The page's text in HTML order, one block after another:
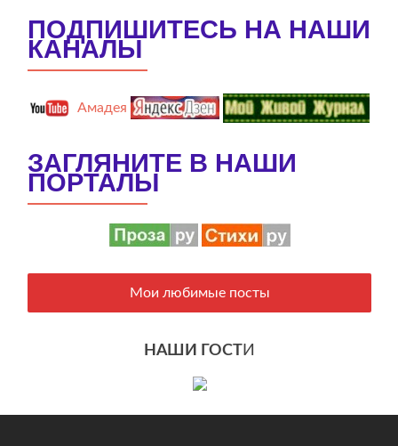
ПОДПИШИТЕСЬ НА НАШИ
КАНАЛЫ
Амадея
ЗАГЛЯНИТЕ В НАШИ
ПОРТАЛЫ
Мои любимые посты
НАШИ ГОСТИ